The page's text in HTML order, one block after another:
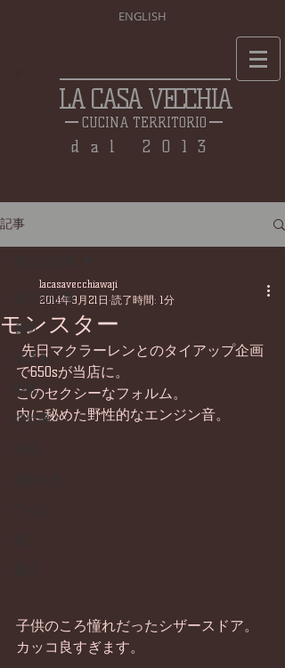
ENGLISH
LA CASA VECCHIA
CUCINA TERRITORIO
dal 2013
記事
全ての記事
食材
仕込み
料理
畑仕事
モンスター
lacasavecchiawaji
2014年9月21日 読了時間: 1分
で650sが当店に。
このセクシーなフォルム。
内に秘めた野性的なエンジン音。
子供のころ憧れだったシザースドア。
カッコ良すぎます。